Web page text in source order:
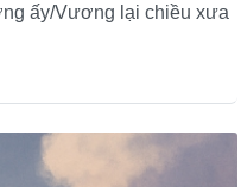
ấy/Vương lại chiều xưa